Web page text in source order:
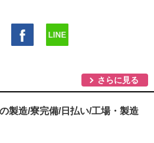
さらに見る
製造/寮完備/日払い/工場・製造